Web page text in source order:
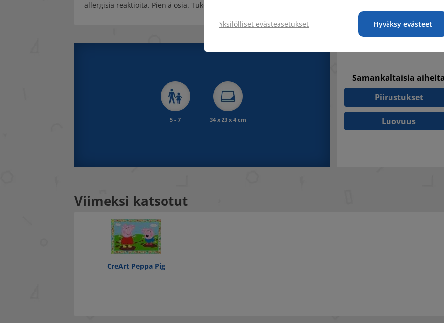
allergisia reaktioita. Pieniä osia. Tukehtumisvaara.
5 - 7 34 x 23 x 4 cm
Samankaltaisia aiheita
Piirustukset
Luovuus
Viimeksi katsotut
CreArt Peppa Pig
Hyväksy evästeet
Yksilölliset evästeasetukset